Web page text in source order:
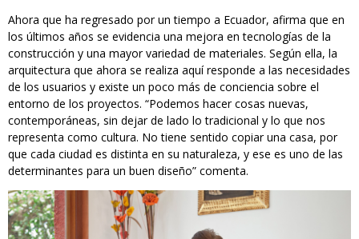
Ahora que ha regresado por un tiempo a Ecuador, afirma que en
los últimos años se evidencia una mejora en tecnologías de la
construcción y una mayor variedad de materiales. Según ella, la
arquitectura que ahora se realiza aquí responde a las necesidades
de los usuarios y existe un poco más de conciencia sobre el
entorno de los proyectos. “Podemos hacer cosas nuevas,
contemporáneas, sin dejar de lado lo tradicional y lo que nos
representa como cultura. No tiene sentido copiar una casa, por
que cada ciudad es distinta en su naturaleza, y ese es uno de las
determinantes para un buen diseño” comenta.